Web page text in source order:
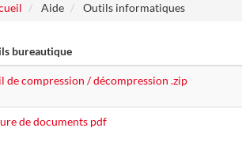
Aide Outils informatiques
bureautique
de compression / décompression .zip
de documents pdf